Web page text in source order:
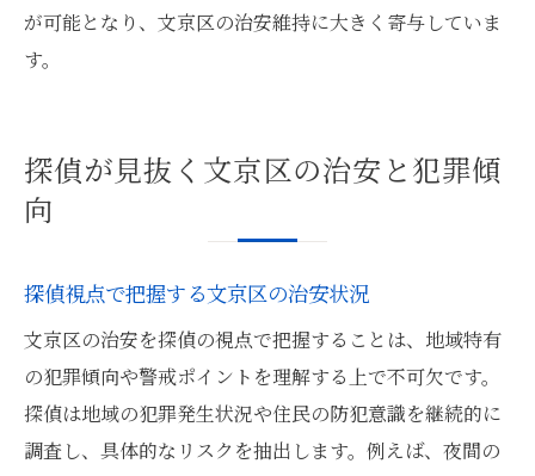
が可能となり、文京区の治安維持に大きく寄与していま
す。
探偵が見抜く文京区の治安と犯罪傾
向
探偵視点で把握する文京区の治安状況
文京区の治安を探偵の視点で把握することは、地域特有
の犯罪傾向や警戒ポイントを理解する上で不可欠です。
探偵は地域の犯罪発生状況や住民の防犯意識を継続的に
調査し、具体的なリスクを抽出します。例えば、夜間の